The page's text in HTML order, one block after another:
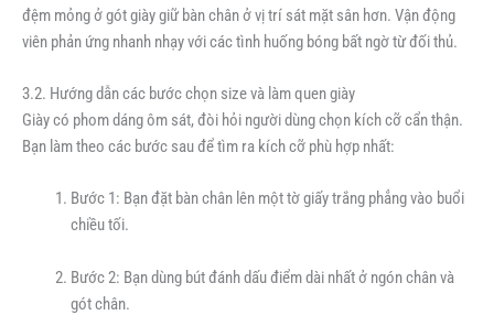
đệm mỏng ở gót giày giữ bàn chân ở vị trí sát mặt sân hơn. Vận động
viên phản ứng nhanh nhạy với các tình huống bóng bất ngờ từ đối thủ.
3.2. Hướng dẫn các bước chọn size và làm quen giày
Giày có phom dáng ôm sát, đòi hỏi người dùng chọn kích cỡ cẩn thận.
Bạn làm theo các bước sau để tìm ra kích cỡ phù hợp nhất:
Bước 1: Bạn đặt bàn chân lên một tờ giấy trắng phẳng vào buổi
chiều tối.
Bước 2: Bạn dùng bút đánh dấu điểm dài nhất ở ngón chân và
gót chân.